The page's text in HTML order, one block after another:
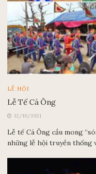
LỄ HỘI
Lễ Tế Cá Ông
12/10/2021
Lễ tế Cá Ông cầu mong
những lễ hội truyền thống